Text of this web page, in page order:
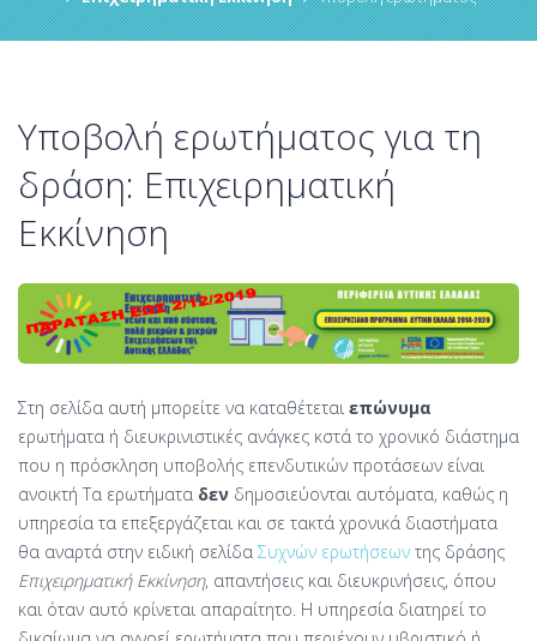
Υποβολή ερωτήματος για τη
δράση: Επιχειρηματική
Εκκίνηση
Στη σελίδα αυτή μπορείτε να καταθέτεται επώνυμα
ερωτήματα ή διευκρινιστικές ανάγκες κστά το χρονικό διάστημα
που η πρόσκληση υποβολής επενδυτικών προτάσεων είναι
ανοικτή Τα ερωτήματα δεν δημοσιεύονται αυτόματα, καθώς η
υπηρεσία τα επεξεργάζεται και σε τακτά χρονικά διαστήματα
θα αναρτά στην ειδική σελίδα Συχνών ερωτήσεων της δράσης
Επιχειρηματική Εκκίνηση, απαντήσεις και διευκρινήσεις, όπου
και όταν αυτό κρίνεται απαραίτητο. Η υπηρεσία διατηρεί το